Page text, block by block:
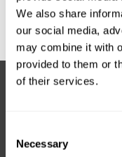
We also share
our social media,
may combine it with
provided to them or
of their services.
Selection
Necessary
Zapytaj o cenę
Nie przegap